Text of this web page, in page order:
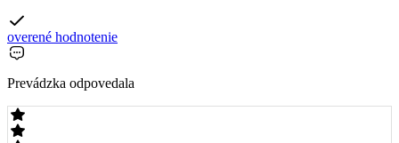
overené hodnotenie
Prevádzka odpovedala